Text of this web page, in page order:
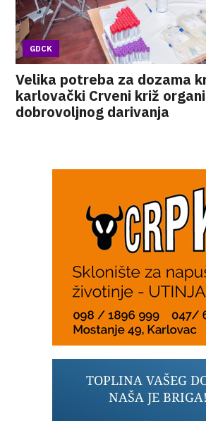
GDCK
Velika potreba za dozama
karlovački Crveni križ
dobrovoljnog darivanja